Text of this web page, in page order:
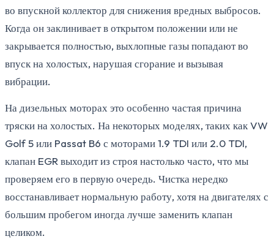
во впускной коллектор для снижения вредных выбросов.
Когда он заклинивает в открытом положении или не
закрывается полностью, выхлопные газы попадают во
впуск на холостых, нарушая сгорание и вызывая
вибрации.
На дизельных моторах это особенно частая причина
тряски на холостых. На некоторых моделях, таких как VW
Golf 5 или Passat B6 с моторами 1.9 TDI или 2.0 TDI,
клапан EGR выходит из строя настолько часто, что мы
проверяем его в первую очередь. Чистка нередко
восстанавливает нормальную работу, хотя на двигателях с
большим пробегом иногда лучше заменить клапан
целиком.